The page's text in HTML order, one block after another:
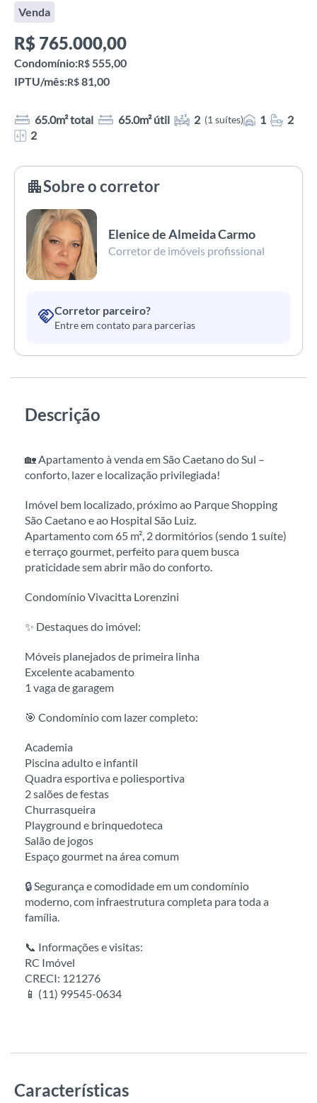
Venda
R$ 765.000,00
Condomínio:R$555,00
IPTU/mês:R$81,00
65.0m² total 65.0m² útil 2 (1 suítes) 1
2
2
apartmentSobre o corretor
Elenice de Almeida Carmo
Corretor de imóveis profissional
handshakeCorretor parceiro?
Entre em contato para parcerias
Descrição
🏡 Apartamento à venda em São Caetano do Sul –
conforto, lazer e localização privilegiada!
Imóvel bem localizado, próximo ao Parque Shopping
São Caetano e ao Hospital São Luiz.
Apartamento com 65 m², 2 dormitórios (sendo 1 suíte)
e terraço gourmet, perfeito para quem busca
praticidade sem abrir mão do conforto.
Condomínio Vivacitta Lorenzini
✨ Destaques do imóvel:
Móveis planejados de primeira linha
Excelente acabamento
1 vaga de garagem
🎯 Condomínio com lazer completo:
Academia
Piscina adulto e infantil
Quadra esportiva e poliesportiva
2 salões de festas
Churrasqueira
Playground e brinquedoteca
Salão de jogos
Espaço gourmet na área comum
🔒 Segurança e comodidade em um condomínio
moderno, com infraestrutura completa para toda a
família.
📞 Informações e visitas:
RC Imóvel
CRECI: 121276
📱 (11) 99545-0634
Características